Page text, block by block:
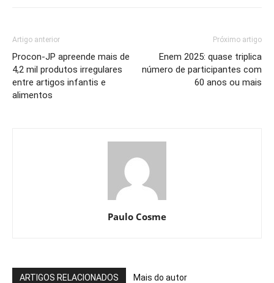
Artigo anterior
Procon-JP apreende mais de
4,2 mil produtos irregulares
entre artigos infantis e
alimentos
Próximo artigo
Enem 2025: quase triplica
número de participantes com
60 anos ou mais
Paulo Cosme
ARTIGOS RELACIONADOS Mais do autor